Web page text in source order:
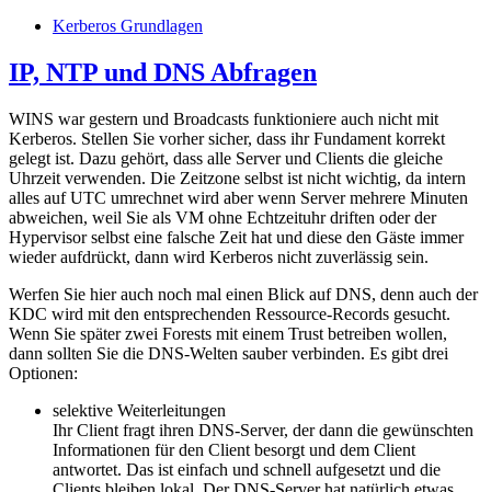
Kerberos Grundlagen
IP, NTP und DNS Abfragen
WINS war gestern und Broadcasts funktioniere auch nicht mit
Kerberos. Stellen Sie vorher sicher, dass ihr Fundament korrekt
gelegt ist. Dazu gehört, dass alle Server und Clients die gleiche
Uhrzeit verwenden. Die Zeitzone selbst ist nicht wichtig, da intern
alles auf UTC umrechnet wird aber wenn Server mehrere Minuten
abweichen, weil Sie als VM ohne Echtzeituhr driften oder der
Hypervisor selbst eine falsche Zeit hat und diese den Gäste immer
wieder aufdrückt, dann wird Kerberos nicht zuverlässig sein.
Werfen Sie hier auch noch mal einen Blick auf DNS, denn auch der
KDC wird mit den entsprechenden Ressource-Records gesucht.
Wenn Sie später zwei Forests mit einem Trust betreiben wollen,
dann sollten Sie die DNS-Welten sauber verbinden. Es gibt drei
Optionen:
selektive Weiterleitungen
Ihr Client fragt ihren DNS-Server, der dann die gewünschten
Informationen für den Client besorgt und dem Client
antwortet. Das ist einfach und schnell aufgesetzt und die